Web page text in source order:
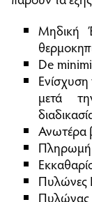
Μηδική
De
µετά
Ανωτέρα
Πληρωµή
Πυλώνες
Πυλώνας